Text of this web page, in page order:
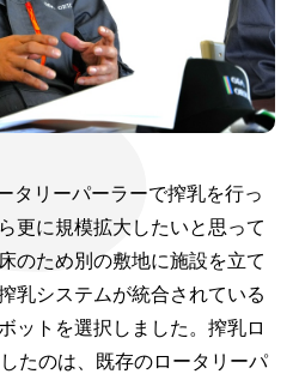
タリーパーラーで搾乳を行っ
更に規模拡大したいと思って
のため別の敷地に施設を立て
乳システムが統合されている
ットを選択しました。搾乳ロ
たのは、既存のロータリーパ